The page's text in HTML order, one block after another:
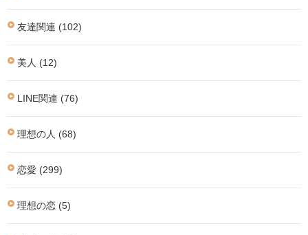
友達関連 (102)
美人 (12)
LINE関連 (76)
理想の人 (68)
恋愛 (299)
理想の恋 (5)